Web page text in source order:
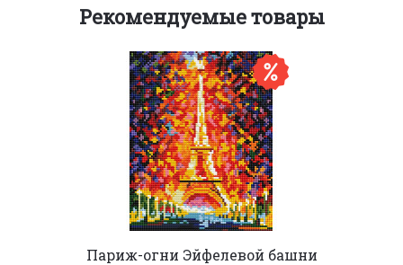
Рекомендуемые товары
Париж-огни Эйфелевой башни